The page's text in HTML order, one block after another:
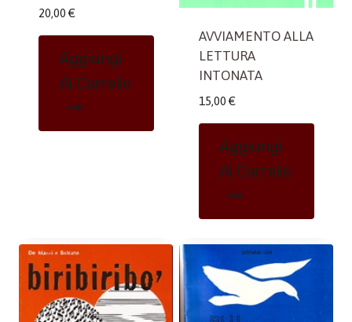
20,00 €
Aggiungi
Al Carrello
AVVIAMENTO ALLA
LETTURA
INTONATA
15,00 €
Aggiungi
Al Carrello